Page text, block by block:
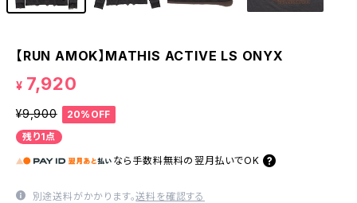
【RUN AMOK】MATHIS ACTIVE LS ONYX
¥ 7,920
¥9,900
20%OFF
残り1点
なら 手数料無料の 翌月払いでOK
別途送料がかかります。送料を確認する